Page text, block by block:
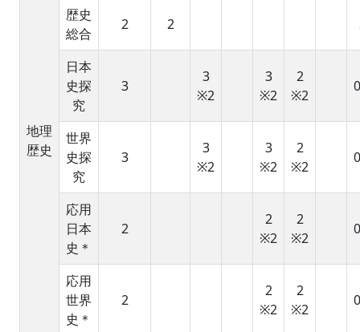
地理
歴史
歴史
総合
2 2
日本
史探
究
3
3
※2
3
※2
2
※2
世界
史探
究
3
3
※2
3
※2
2
※2
応用
日本
史＊
2
2
※2
2
※2
応用
世界
史＊
2
2
※2
2
※2